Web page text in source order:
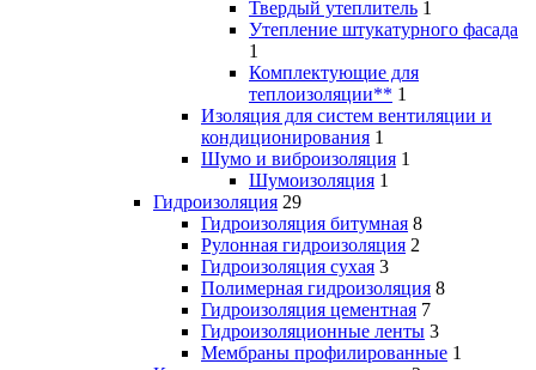
Твердый утеплитель 1
Утепление штукатурного фасада
1
Комплектующие для
теплоизоляции** 1
Изоляция для систем вентиляции и
кондиционирования 1
Шумо и виброизоляция 1
Шумоизоляция 1
Гидроизоляция 29
Гидроизоляция битумная 8
Рулонная гидроизоляция 2
Гидроизоляция сухая 3
Полимерная гидроизоляция 8
Гидроизоляция цементная 7
Гидроизоляционные ленты 3
Мембраны профилированные 1